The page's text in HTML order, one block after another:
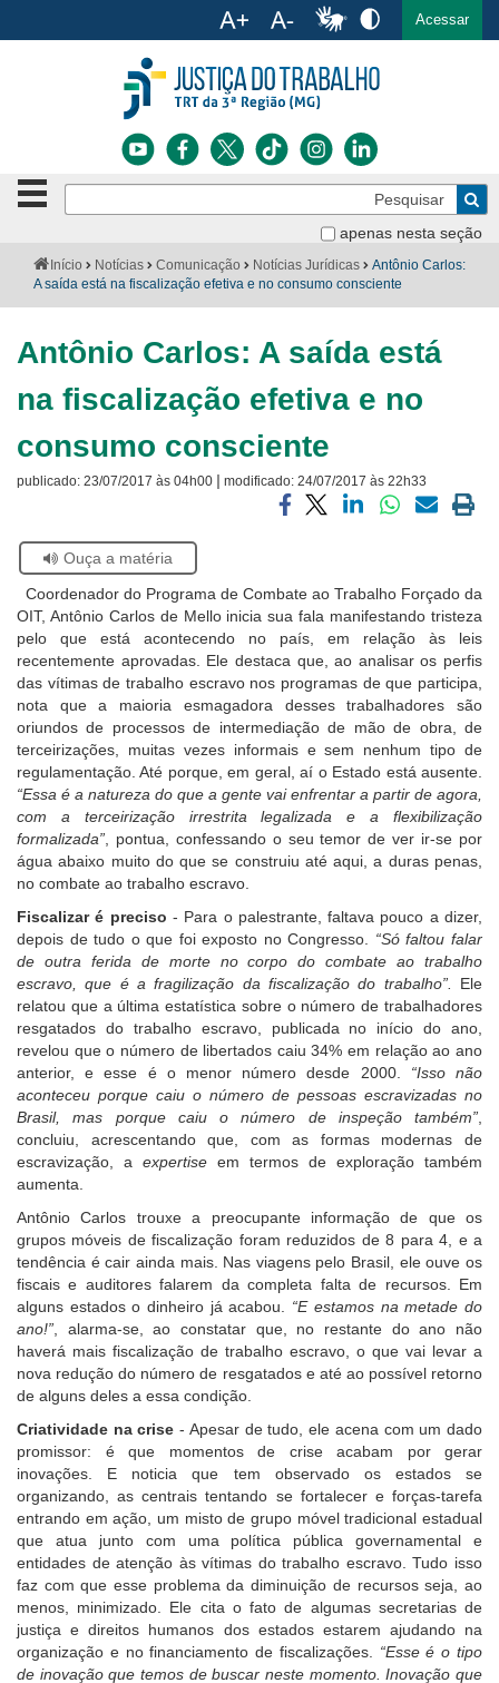
Ir para o menu Ir para a busca Ir para o rodapé
Acessar
apenas nesta seção
Botão
de
clique
ou
fechar
menu
Notícias
Serviços
Jurisprudência
Transparência
Legislação
Você
está
Início Notícias Comunicação Notícias Jurídicas
Antônio Carlos:
A saída está na fiscalização efetiva e no consumo consciente
Antônio Carlos: A saída está
na fiscalização efetiva e no
consumo consciente
publicado: 23/07/2017 às 04h00 | modificado: 24/07/2017 às 22h33
Se
estiver
usando
leitor
de
tela,
ignore
este
botão.
Ele
é
um
recurso
de
acessibilidade
para
pessoas
com
baixa
Ouça a matéria
Coordenador do Programa de Combate ao Trabalho Forçado da
OIT, Antônio Carlos de Mello inicia sua fala manifestando tristeza
pelo que está acontecendo no país, em relação às leis
recentemente aprovadas. Ele destaca que, ao analisar os perfis
das vítimas de trabalho escravo nos programas de que participa,
nota que a maioria esmagadora desses trabalhadores são
oriundos de processos de intermediação de mão de obra, de
terceirizações, muitas vezes informais e sem nenhum tipo de
regulamentação. Até porque, em geral, aí o Estado está ausente.
“Essa é a natureza do que a gente vai enfrentar a partir de agora,
com a terceirização irrestrita legalizada e a flexibilização
formalizada” , pontua, confessando o seu temor de ver ir-se por
água abaixo muito do que se construiu até aqui, a duras penas,
no combate ao trabalho escravo.
Fiscalizar é preciso - Para o palestrante, faltava pouco a dizer,
depois de tudo o que foi exposto no Congresso. “Só faltou falar
de outra ferida de morte no corpo do combate ao trabalho
escravo, que é a fragilização da fiscalização do trabalho”.
Ele
relatou que a última estatística sobre o número de trabalhadores
resgatados do trabalho escravo, publicada no início do ano,
revelou que o número de libertados caiu 34% em relação ao ano
anterior, e esse é o menor número desde 2000. “Isso não
aconteceu porque caiu o número de pessoas escravizadas no
Brasil, mas porque caiu o número de inspeção também”
concluiu, acrescentando que, com as formas modernas de
escravização, a expertise em termos de exploração também
aumenta.
Antônio Carlos trouxe a preocupante informação de que os
grupos móveis de fiscalização foram reduzidos de 8 para 4, e a
tendência é cair ainda mais. Nas viagens pelo Brasil, ele ouve os
fiscais e auditores falarem da completa falta de recursos. Em
alguns estados o dinheiro já acabou. “E estamos na metade do
ano!” , alarma-se, ao constatar que, no restante do ano não
haverá mais fiscalização de trabalho escravo, o que vai levar a
nova redução do número de resgatados e até ao possível retorno
de alguns deles a essa condição.
Criatividade na crise- Apesar de tudo, ele acena com um dado
promissor: é que momentos de crise acabam por gerar
inovações. E noticia que tem observado os estados se
organizando, as centrais tentando se fortalecer e forças-tarefa
entrando em ação, um misto de grupo móvel tradicional estadual
que atua junto com uma política pública governamental e
entidades de atenção às vítimas do trabalho escravo. Tudo isso
faz com que esse problema da diminuição de recursos seja, ao
menos, minimizado. Ele cita o fato de algumas secretarias de
justiça e direitos humanos dos estados estarem ajudando na
organização e no financiamento de fiscalizações. “Esse é o tipo
de inovação que temos de buscar neste momento. Inovação que